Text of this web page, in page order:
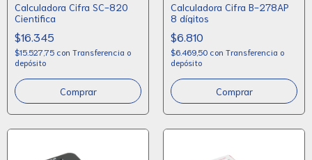
Calculadora Cifra SC-820
Cientifica
$16.345
$15.527,75 con Transferencia o
depósito
Calculadora Cifra B-278AP
8 dígitos
$6.810
$6.469,50 con Transferencia o
depósito